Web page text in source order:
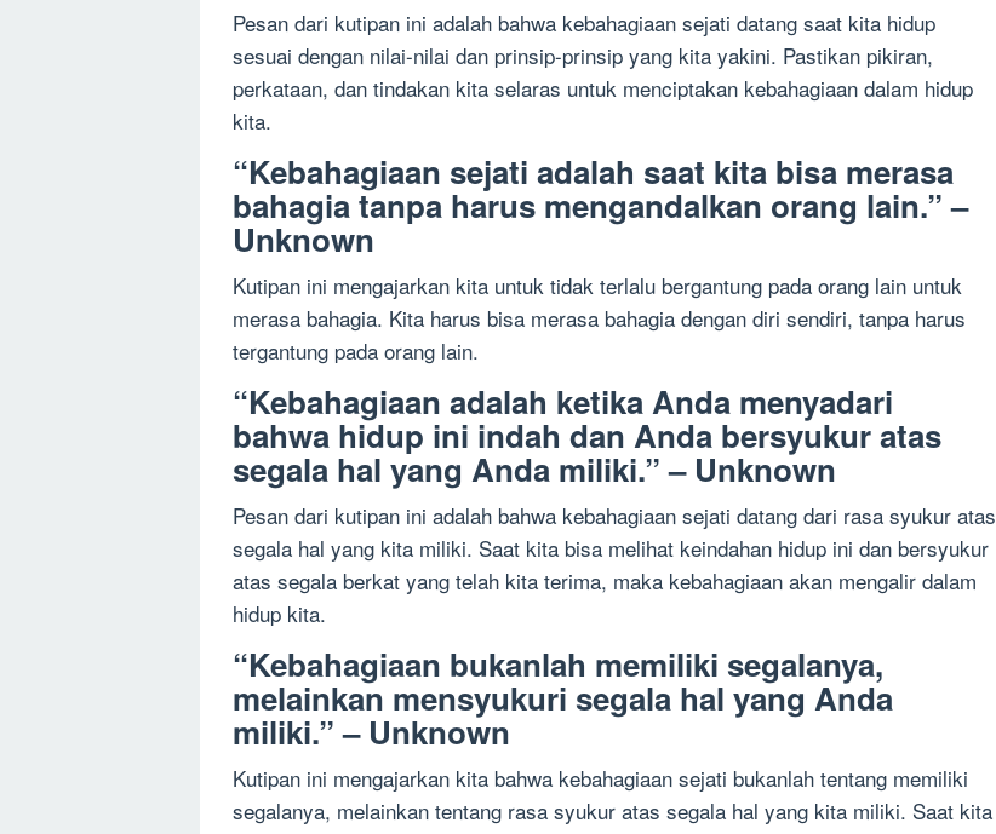
Pesan dari kutipan ini adalah bahwa kebahagiaan sejati datang saat kita hidup
sesuai dengan nilai-nilai dan prinsip-prinsip yang kita yakini. Pastikan pikiran,
perkataan, dan tindakan kita selaras untuk menciptakan kebahagiaan dalam hidup
kita.
“Kebahagiaan sejati adalah saat kita bisa merasa
bahagia tanpa harus mengandalkan orang lain.” –
Unknown
Kutipan ini mengajarkan kita untuk tidak terlalu bergantung pada orang lain untuk
merasa bahagia. Kita harus bisa merasa bahagia dengan diri sendiri, tanpa harus
tergantung pada orang lain.
“Kebahagiaan adalah ketika Anda menyadari
bahwa hidup ini indah dan Anda bersyukur atas
segala hal yang Anda miliki.” – Unknown
Pesan dari kutipan ini adalah bahwa kebahagiaan sejati datang dari rasa syukur atas
segala hal yang kita miliki. Saat kita bisa melihat keindahan hidup ini dan bersyukur
atas segala berkat yang telah kita terima, maka kebahagiaan akan mengalir dalam
hidup kita.
“Kebahagiaan bukanlah memiliki segalanya,
melainkan mensyukuri segala hal yang Anda
miliki.” – Unknown
Kutipan ini mengajarkan kita bahwa kebahagiaan sejati bukanlah tentang memiliki
segalanya, melainkan tentang rasa syukur atas segala hal yang kita miliki. Saat kita